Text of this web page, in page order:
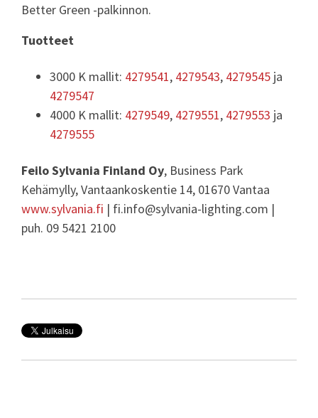
Better Green -palkinnon.
Tuotteet
3000 K mallit: 4279541, 4279543, 4279545 ja
4279547
4000 K mallit: 4279549, 4279551, 4279553 ja
4279555
Feilo Sylvania Finland Oy, Business Park
Kehämylly, Vantaankoskentie 14, 01670 Vantaa
www.sylvania.fi | fi.info@sylvania-lighting.com |
puh. 09 5421 2100